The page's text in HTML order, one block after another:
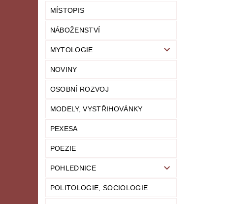
MÍSTOPIS
NÁBOŽENSTVÍ
MYTOLOGIE
NOVINY
OSOBNÍ ROZVOJ
MODELY, VYSTŘIHOVÁNKY
PEXESA
POEZIE
POHLEDNICE
POLITOLOGIE, SOCIOLOGIE